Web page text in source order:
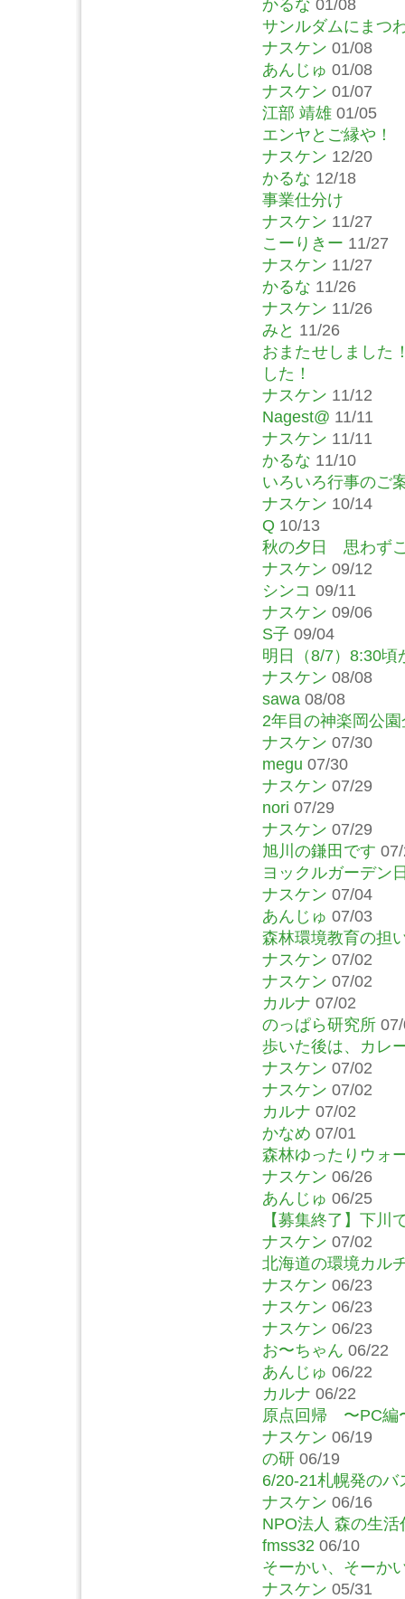
かるな 01/08
サンルダムにまつ
ナスケン 01/08
あんじゅ 01/08
ナスケン 01/07
江部 靖雄 01/05
エンヤとご縁や！
ナスケン 12/20
かるな 12/18
事業仕分け
ナスケン 11/27
こーりきー 11/27
ナスケン 11/27
かるな 11/26
ナスケン 11/26
みと 11/26
おまたせしました
した！
ナスケン 11/12
Nagest@ 11/11
ナスケン 11/11
かるな 11/10
いろいろ行事のご
ナスケン 10/14
Q 10/13
秋の夕日 思わず
ナスケン 09/12
シンコ 09/11
ナスケン 09/06
S子 09/04
明日（8/7）8:30頃
ナスケン 08/08
sawa 08/08
2年目の神楽岡公
ナスケン 07/30
megu 07/30
ナスケン 07/29
nori 07/29
ナスケン 07/29
旭川の鎌田です
ヨックルガーデン
ナスケン 07/04
あんじゅ 07/03
森林環境教育の担
ナスケン 07/02
ナスケン 07/02
カルナ 07/02
のっぱら研究所
歩いた後は、カレ
ナスケン 07/02
ナスケン 07/02
カルナ 07/02
かなめ 07/01
森林ゆったりウォ
ナスケン 06/26
あんじゅ 06/25
【募集終了】下川
ナスケン 07/02
北海道の環境カル
ナスケン 06/23
ナスケン 06/23
ナスケン 06/23
お〜ちゃん 06/22
あんじゅ 06/22
カルナ 06/22
原点回帰 〜PC編
ナスケン 06/19
の研 06/19
6/20-21札幌発の
ナスケン 06/16
NPO法人 森の生
fmss32 06/10
そーかい、そーか
ナスケン 05/31